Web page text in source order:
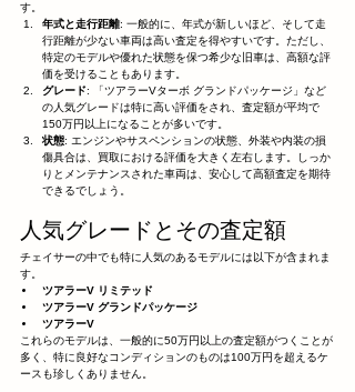
す。
年式と走行距離: 一般的に、年式が新しいほど、そして走
行距離が少ない車両は高い査定を得やすいです。ただし、
特定のモデルや優れた状態を保つ希少な旧車は、高額な評
価を受けることもあります。
グレード: 「ツアラーVターボ グランドパッケージ」など
の人気グレードは特に高い評価をされ、査定額が平均で
150万円以上になることが多いです。
状態: エンジンやサスペンションの状態、外装や内装の損
傷具合は、買取における評価を大きく左右します。しっか
りとメンテナンスされた車両は、安心して高額査定を期待
できるでしょう。
人気グレードとその査定額
チェイサーの中でも特に人気のあるモデルには以下が含まれま
す。
ツアラーV リミテッド
ツアラーV グランドパッケージ
ツアラーV
これらのモデルは、一般的に50万円以上の査定額がつくことが
多く、特に良好なコンディションのものは100万円を超えるケ
ースも珍しくありません。